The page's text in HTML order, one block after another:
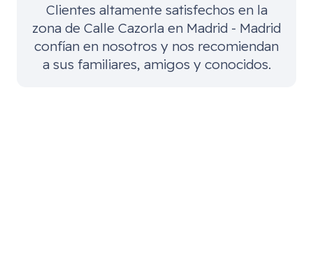
Clientes altamente satisfechos en la
zona de Calle Cazorla en Madrid - Madrid
confían en nosotros y nos recomiendan
a sus familiares, amigos y conocidos.